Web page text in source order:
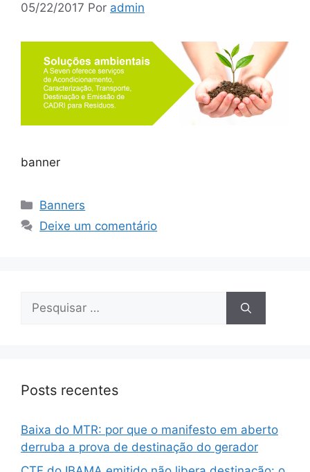
05/22/2017 Por admin
banner
Banners
Deixe um comentário
Posts recentes
Baixa do MTR: por que o manifesto em aberto
derruba a prova de destinação do gerador